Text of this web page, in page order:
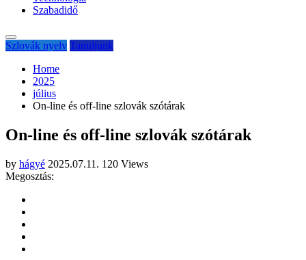
Szabadidő
Szlovák nyelv Tanuljunk
Home
2025
július
On-line és off-line szlovák szótárak
On-line és off-line szlovák szótárak
by hágyé 2025.07.11. 120 Views
Megosztás: